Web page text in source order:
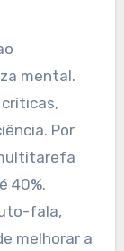
mental.
Por
40%.
fala,
melhorar a